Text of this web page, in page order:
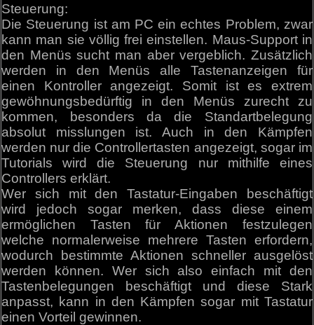
Steuerung:
Die Steuerung ist am PC ein echtes Problem, zwar
kann man sie völlig frei einstellen. Maus-Support in
den Menüs sucht man aber vergeblich. Zusätzlich
werden in den Menüs alle Tastenanzeigen für
einen Kontroller angezeigt. Somit ist es extrem
gewöhnungsbedürftig in den Menüs zurecht zu
kommen, besonders da die Standartbelegung
absolut misslungen ist. Auch in den Kämpfen
werden nur die Controllertasten angezeigt, sogar im
Tutorials wird die Steuerung nur mithilfe eines
Controllers erklärt.
Wer sich mit den Tastatur-Eingaben beschäftigt
wird jedoch sogar merken, dass diese einem
ermöglichen Tasten für Aktionen festzulegen
welche normalerweise mehrere Tasten erfordern,
wodurch bestimmte Aktionen schneller ausgelöst
werden können. Wer sich also einfach mit den
Tastenbelegungen beschäftigt und diese Stark
anpasst, kann in den Kämpfen sogar mit Tastatur
einen Vorteil gewinnen.